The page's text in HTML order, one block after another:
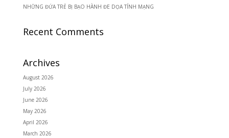
NHỮNG ĐỨA TRẺ BỊ BẠO HÀNH ĐE DỌA TÍNH MẠNG
Recent Comments
Archives
August 2026
July 2026
June 2026
May 2026
April 2026
March 2026